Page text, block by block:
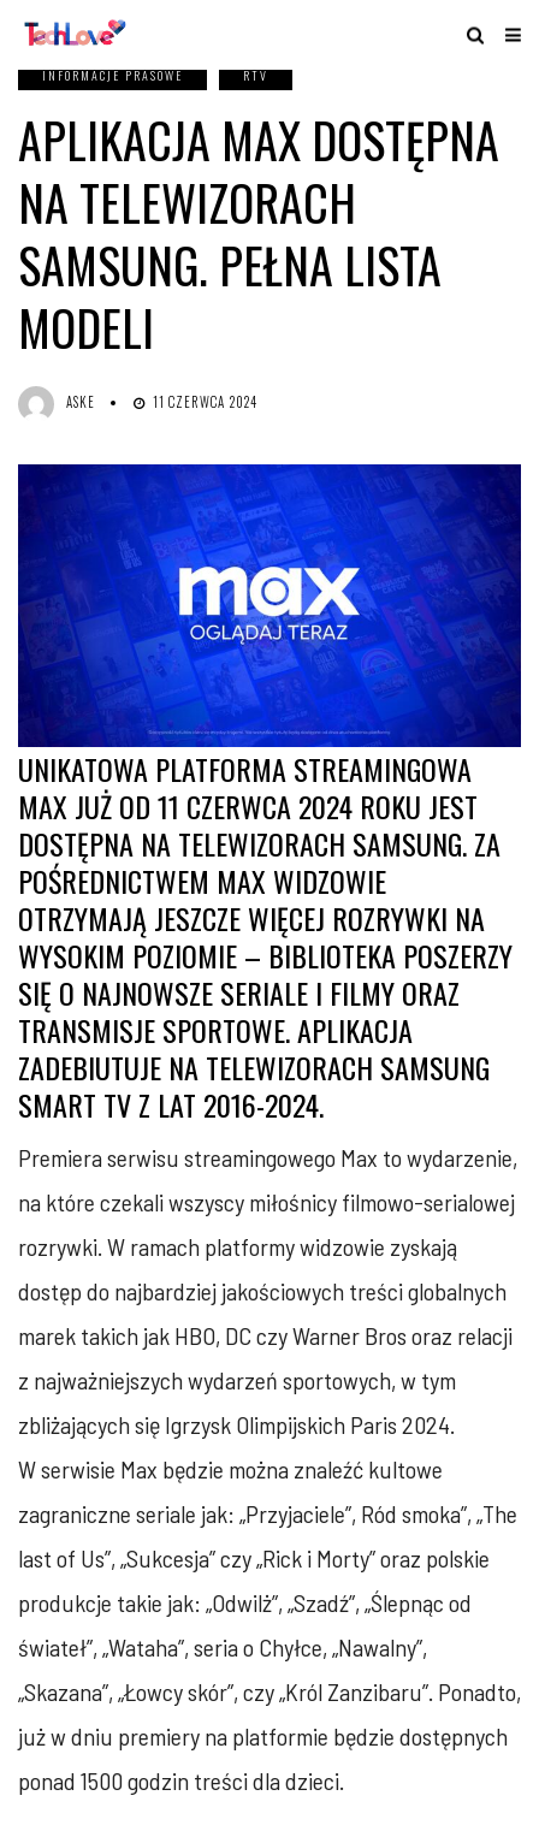
INFORMACJE PRASOWE RTV
APLIKACJA MAX DOSTĘPNA
NA TELEWIZORACH
SAMSUNG. PEŁNA LISTA
MODELI
ASKE 11 CZERWCA 2024
UNIKATOWA PLATFORMA STREAMINGOWA
MAX JUŻ OD 11 CZERWCA 2024 ROKU JEST
DOSTĘPNA NA TELEWIZORACH SAMSUNG. ZA
POŚREDNICTWEM MAX WIDZOWIE
OTRZYMAJĄ JESZCZE WIĘCEJ ROZRYWKI NA
WYSOKIM POZIOMIE – BIBLIOTEKA POSZERZY
SIĘ O NAJNOWSZE SERIALE I FILMY ORAZ
TRANSMISJE SPORTOWE. APLIKACJA
ZADEBIUTUJE NA TELEWIZORACH SAMSUNG
SMART TV Z LAT 2016-2024.
Premiera serwisu streamingowego Max to wydarzenie,
na które czekali wszyscy miłośnicy filmowo-serialowej
rozrywki. W ramach platformy widzowie zyskają
dostęp do najbardziej jakościowych treści globalnych
marek takich jak HBO, DC czy Warner Bros oraz relacji
z najważniejszych wydarzeń sportowych, w tym
zbliżających się Igrzysk Olimpijskich Paris 2024.
W serwisie Max będzie można znaleźć kultowe
zagraniczne seriale jak: „Przyjaciele”, Ród smoka”, „The
last of Us”, „Sukcesja” czy „Rick i Morty” oraz polskie
produkcje takie jak: „Odwilż”, „Szadź”, „Ślepnąc od
świateł”, „Wataha”, seria o Chyłce, „Nawalny”,
„Skazana”, „Łowcy skór”, czy „Król Zanzibaru”. Ponadto,
już w dniu premiery na platformie będzie dostępnych
ponad 1500 godzin treści dla dzieci.